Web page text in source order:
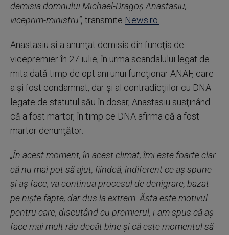
demisia domnului Michael-Dragoş Anastasiu,
viceprim-ministru”, transmite News.ro.
Anastasiu şi-a anunţat demisia din funcţia de
vicepremier în 27 iulie, în urma scandalului legat de
mita dată timp de opt ani unui funcţionar ANAF, care
a şi fost condamnat, dar şi al contradicţiilor cu DNA
legate de statutul său în dosar, Anastasiu susţinând
că a fost martor, în timp ce DNA afirma că a fost
martor denunţător.
„În acest moment, în acest climat, îmi este foarte clar
că nu mai pot să ajut, fiindcă, indiferent ce aş spune
şi aş face, va continua procesul de denigrare, bazat
pe nişte fapte, dar dus la extrem. Ăsta este motivul
pentru care, discutând cu premierul, i-am spus că aş
face mai mult rău decât bine şi că este momentul să